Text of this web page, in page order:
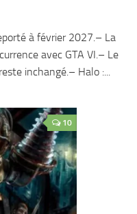
à février 2027.– La
avec GTA VI.– Le
inchangé.– Halo :...
10